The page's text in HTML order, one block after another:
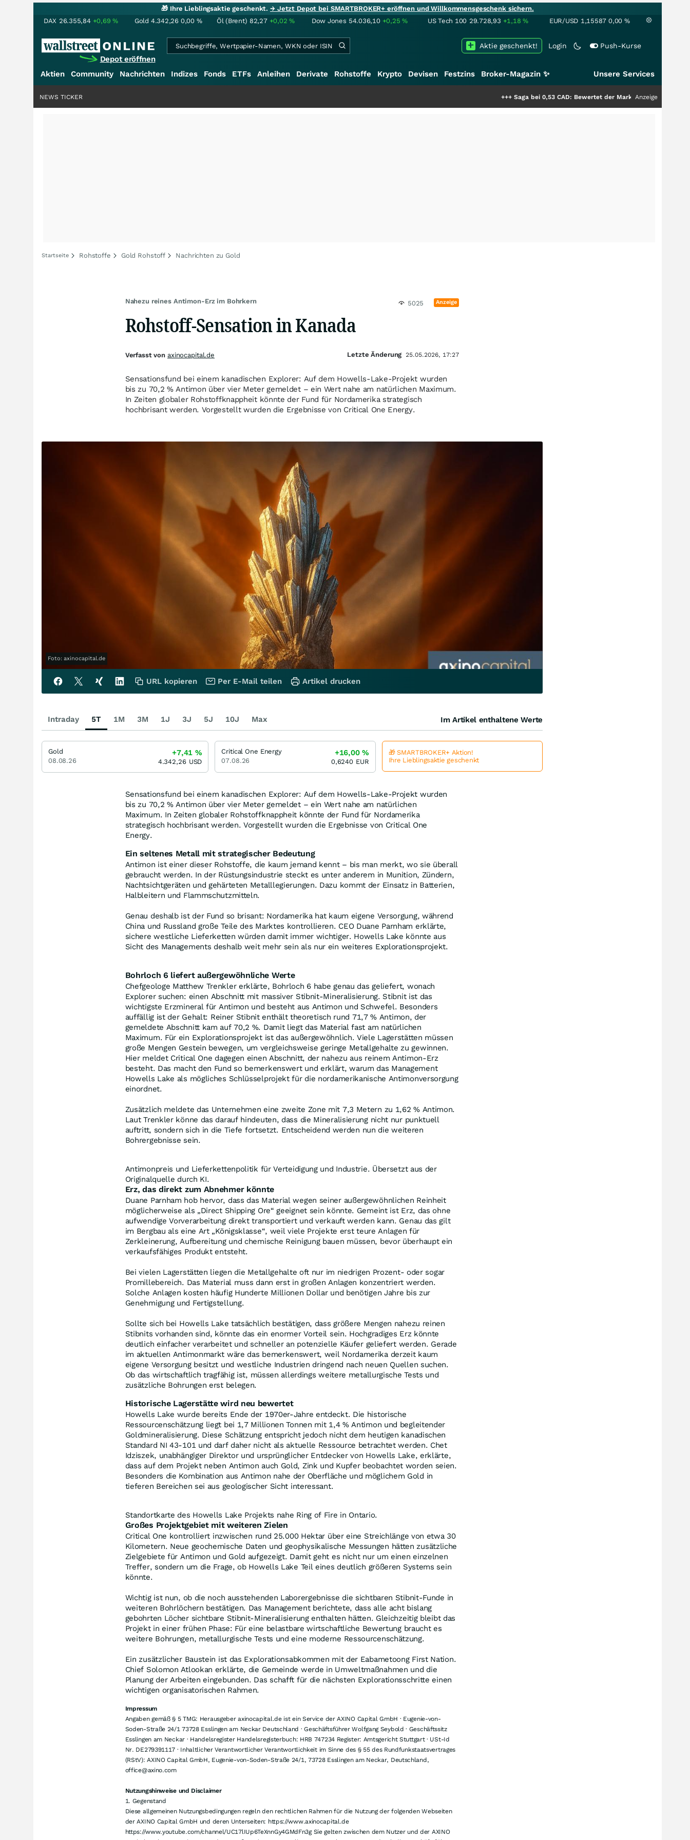
🎁 Ihre Lieblingsaktie geschenkt.→ Jetzt Depot bei SMARTBROKER+ eröffnen und Willkommensgeschenk sichern.
DAX 26.355,84 +0,69% Gold 4.342,26 0,00 % Öl (Brent) 82,27 +0,02% Dow Jones 54.036,10 +0,25% US Tech 100 29.728,93 +1,18% EUR/USD 1,15587 0,00 %
Depot eröffnen
Login Push-Kurse
Aktie geschenkt!
Aktien Community Nachrichten Indizes Fonds ETFs Anleihen Derivate Rohstoffe Krypto Devisen Festzins Broker-Magazin ✨ Unsere Services
Saga bei 0,53 CAD: Bewertet der Markt noch immer nur die Hälfte der
Anzeige
NEWS TICKER
Startseite Rohstoffe Gold Rohstoff Nachrichten zu Gold
Nahezu reines Antimon-Erz im Bohrkern 5025 Anzeige
Rohstoff-Sensation in Kanada
Sensationsfund bei einem kanadischen Explorer: Auf dem Howells-Lake-Projekt wurden
bis zu 70,2 % Antimon über vier Meter gemeldet – ein Wert nahe am natürlichen Maximum.
In Zeiten globaler Rohstoffknappheit könnte der Fund für Nordamerika strategisch
hochbrisant werden. Vorgestellt wurden die Ergebnisse von Critical One Energy.
Foto: axinocapital.de
Sensationsfund bei einem kanadischen Explorer: Auf dem Howells-Lake-Projekt wurden
bis zu 70,2 % Antimon über vier Meter gemeldet – ein Wert nahe am natürlichen
Maximum. In Zeiten globaler Rohstoffknappheit könnte der Fund für Nordamerika
strategisch hochbrisant werden. Vorgestellt wurden die Ergebnisse von Critical One
Energy.
Ein seltenes Metall mit strategischer Bedeutung
Antimon ist einer dieser Rohstoffe, die kaum jemand kennt – bis man merkt, wo sie überall
gebraucht werden. In der Rüstungsindustrie steckt es unter anderem in Munition, Zündern,
Nachtsichtgeräten und gehärteten Metalllegierungen. Dazu kommt der Einsatz in Batterien,
Halbleitern und Flammschutzmitteln.
Genau deshalb ist der Fund so brisant: Nordamerika hat kaum eigene Versorgung, während
China und Russland große Teile des Marktes kontrollieren. CEO Duane Parnham erklärte,
sichere westliche Lieferketten würden damit immer wichtiger. Howells Lake könnte aus
Sicht des Managements deshalb weit mehr sein als nur ein weiteres Explorationsprojekt.
Bohrloch 6 liefert außergewöhnliche Werte
Chefgeologe Matthew Trenkler erklärte, Bohrloch 6 habe genau das geliefert, wonach
Explorer suchen: einen Abschnitt mit massiver Stibnit-Mineralisierung. Stibnit ist das
wichtigste Erzmineral für Antimon und besteht aus Antimon und Schwefel. Besonders
auffällig ist der Gehalt: Reiner Stibnit enthält theoretisch rund 71,7 % Antimon, der
gemeldete Abschnitt kam auf 70,2 %. Damit liegt das Material fast am natürlichen
Maximum. Für ein Explorationsprojekt ist das außergewöhnlich. Viele Lagerstätten müssen
große Mengen Gestein bewegen, um vergleichsweise geringe Metallgehalte zu gewinnen.
Hier meldet Critical One dagegen einen Abschnitt, der nahezu aus reinem Antimon-Erz
besteht. Das macht den Fund so bemerkenswert und erklärt, warum das Management
Howells Lake als mögliches Schlüsselprojekt für die nordamerikanische Antimonversorgung
einordnet.
Zusätzlich meldete das Unternehmen eine zweite Zone mit 7,3 Metern zu 1,62 % Antimon.
Laut Trenkler könne das darauf hindeuten, dass die Mineralisierung nicht nur punktuell
auftritt, sondern sich in die Tiefe fortsetzt. Entscheidend werden nun die weiteren
Bohrergebnisse sein.
Antimonpreis und Lieferkettenpolitik für Verteidigung und Industrie. Übersetzt aus der
Originalquelle durch KI.
Erz, das direkt zum Abnehmer könnte
Duane Parnham hob hervor, dass das Material wegen seiner außergewöhnlichen Reinheit
möglicherweise als „Direct Shipping Ore“ geeignet sein könnte. Gemeint ist Erz, das ohne
aufwendige Vorverarbeitung direkt transportiert und verkauft werden kann. Genau das gilt
im Bergbau als eine Art „Königsklasse“, weil viele Projekte erst teure Anlagen für
Zerkleinerung, Aufbereitung und chemische Reinigung bauen müssen, bevor überhaupt ein
verkaufsfähiges Produkt entsteht.
Bei vielen Lagerstätten liegen die Metallgehalte oft nur im niedrigen Prozent- oder sogar
Promillebereich. Das Material muss dann erst in großen Anlagen konzentriert werden.
Solche Anlagen kosten häufig Hunderte Millionen Dollar und benötigen Jahre bis zur
Genehmigung und Fertigstellung.
Sollte sich bei Howells Lake tatsächlich bestätigen, dass größere Mengen nahezu reinen
Stibnits vorhanden sind, könnte das ein enormer Vorteil sein. Hochgradiges Erz könnte
deutlich einfacher verarbeitet und schneller an potenzielle Käufer geliefert werden. Gerade
im aktuellen Antimonmarkt wäre das bemerkenswert, weil Nordamerika derzeit kaum
eigene Versorgung besitzt und westliche Industrien dringend nach neuen Quellen suchen.
Ob das wirtschaftlich tragfähig ist, müssen allerdings weitere metallurgische Tests und
zusätzliche Bohrungen erst belegen.
Historische Lagerstätte wird neu bewertet
Howells Lake wurde bereits Ende der 1970er-Jahre entdeckt. Die historische
Ressourcenschätzung liegt bei 1,7 Millionen Tonnen mit 1,4 % Antimon und begleitender
Goldmineralisierung. Diese Schätzung entspricht jedoch nicht dem heutigen kanadischen
Standard NI 43-101 und darf daher nicht als aktuelle Ressource betrachtet werden. Chet
Idziszek, unabhängiger Direktor und ursprünglicher Entdecker von Howells Lake, erklärte,
dass auf dem Projekt neben Antimon auch Gold, Zink und Kupfer beobachtet worden seien.
Besonders die Kombination aus Antimon nahe der Oberfläche und möglichem Gold in
tieferen Bereichen sei aus geologischer Sicht interessant.
Standortkarte des Howells Lake Projekts nahe Ring of Fire in Ontario.
Großes Projektgebiet mit weiteren Zielen
Critical One kontrolliert inzwischen rund 25.000 Hektar über eine Streichlänge von etwa 30
Kilometern. Neue geochemische Daten und geophysikalische Messungen hätten zusätzliche
Zielgebiete für Antimon und Gold aufgezeigt. Damit geht es nicht nur um einen einzelnen
Treffer, sondern um die Frage, ob Howells Lake Teil eines deutlich größeren Systems sein
könnte.
Wichtig ist nun, ob die noch ausstehenden Laborergebnisse die sichtbaren Stibnit-Funde in
weiteren Bohrlöchern bestätigen. Das Management berichtete, dass alle acht bislang
gebohrten Löcher sichtbare Stibnit-Mineralisierung enthalten hätten. Gleichzeitig bleibt das
Projekt in einer frühen Phase: Für eine belastbare wirtschaftliche Bewertung braucht es
weitere Bohrungen, metallurgische Tests und eine moderne Ressourcenschätzung.
Ein zusätzlicher Baustein ist das Explorationsabkommen mit der Eabametoong First Nation.
Chief Solomon Atlookan erklärte, die Gemeinde werde in Umweltmaßnahmen und die
Planung der Arbeiten eingebunden. Das schafft für die nächsten Explorationsschritte einen
wichtigen organisatorischen Rahmen.
Impressum
Angaben gemäß § 5 TMG: Herausgeber axinocapital.de ist ein Service der AXINO Capital GmbH · Eugenie-von-
Soden-Straße 24/1 73728 Esslingen am Neckar Deutschland · Geschäftsführer Wolfgang Seybold · Geschäftssitz
Esslingen am Neckar · Handelsregister Handelsregisterbuch: HRB 747234 Register: Amtsgericht Stuttgart · USt-Id
Nr. DE279391117 · Inhaltlicher Verantwortlicher Verantwortlichkeit im Sinne des § 55 des Rundfunkstaatsvertrages
(RStV): AXINO Capital GmbH, Eugenie-von-Soden-Straße 24/1, 73728 Esslingen am Neckar, Deutschland,
office@axino.com
Nutzungshinweise und Disclaimer
1. Gegenstand
Diese allgemeinen Nutzungsbedingungen regeln den rechtlichen Rahmen für die Nutzung der folgenden Webseiten
der AXINO Capital GmbH und deren Unterseiten: https://www.axinocapital.de
https://www.youtube.com/channel/UC17lIUp6TeXnnGy4GMdFn3g Sie gelten zwischen dem Nutzer und der AXINO
Verfasst von axinocapital.de Letzte Änderung 25.05.2026, 17:27
URL kopieren Per E-Mail teilen Artikel drucken
Intraday 5T 1M 3M 1J 3J 5J 10J Max Im Artikel enthaltene Werte
Gold
08.08.26
+7,41 %
4.342,26 USD
Critical One Energy
07.08.26
+16,00 %
0,6240 EUR
🎁 SMARTBROKER+ Aktion!
Ihre Lieblingsaktie geschenkt